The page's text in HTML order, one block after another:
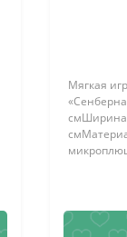
Мягкая
смШирина
игрушка